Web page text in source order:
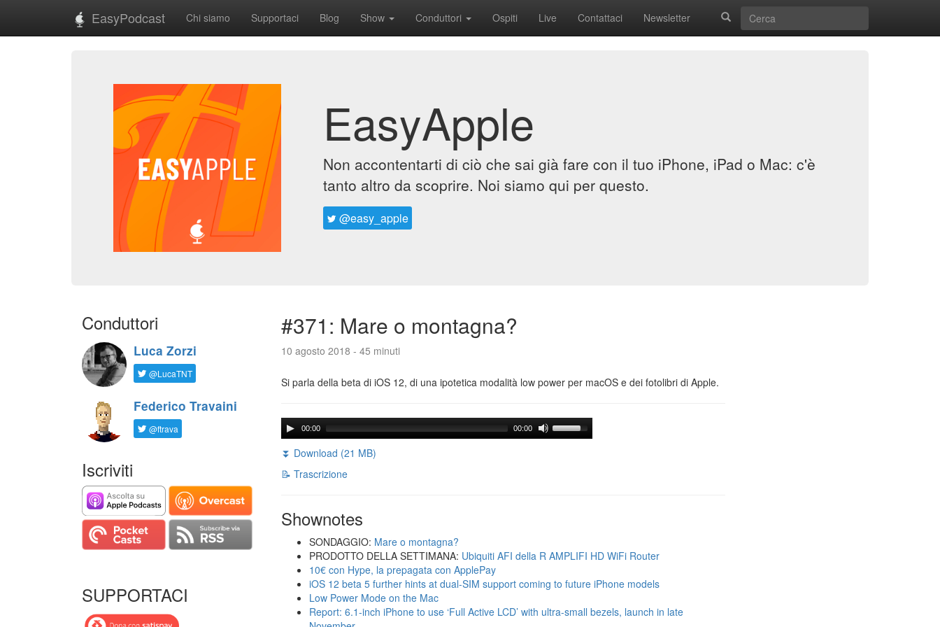
EasyPodcast Chi siamo Supportaci Blog Show Conduttori Ospiti Live Contattaci Newsletter
EasyApple
Non accontentarti di ciò che sai già fare con il tuo iPhone, iPad o Mac: c'è
tanto altro da scoprire. Noi siamo qui per questo.
@easy_apple
Conduttori
Luca Zorzi
@LucaTNT
Federico Travaini
@ftrava
Iscriviti
SUPPORTACI
#371: Mare o montagna?
10 agosto 2018 - 45 minuti
Si parla della beta di iOS 12, di una ipotetica modalità low power per macOS e dei fotolibri di Apple.
00:00 00:00
⏬ Download (21 MB)
📝 Trascrizione
Shownotes
SONDAGGIO: Mare o montagna?
PRODOTTO DELLA SETTIMANA: Ubiquiti AFI della R AMPLIFI HD WiFi Router
10€ con Hype, la prepagata con ApplePay
iOS 12 beta 5 further hints at dual-SIM support coming to future iPhone models
Low Power Mode on the Mac
Report: 6.1-inch iPhone to use ‘Full Active LCD’ with ultra-small bezels, launch in late